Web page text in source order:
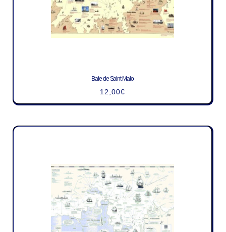
Baie de Saint Malo
12,00€